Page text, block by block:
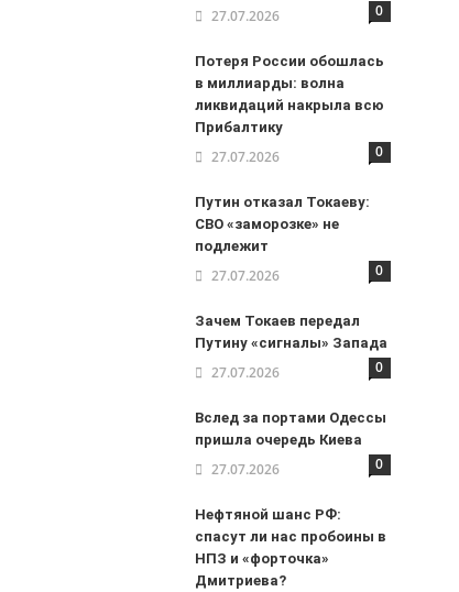
27.07.2026 0
Потеря России обошлась
в миллиарды: волна
ликвидаций накрыла всю
Прибалтику
27.07.2026 0
Путин отказал Токаеву:
СВО «заморозке» не
подлежит
27.07.2026 0
Зачем Токаев передал
Путину «сигналы» Запада
27.07.2026 0
Вслед за портами Одессы
пришла очередь Киева
27.07.2026 0
Нефтяной шанс РФ:
спасут ли нас пробоины в
НПЗ и «форточка»
Дмитриева?